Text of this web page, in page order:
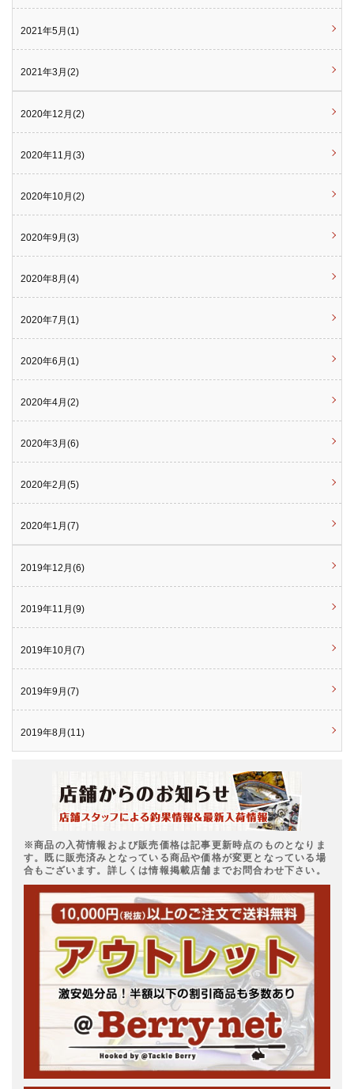
2021年5月(1)
2021年3月(2)
2020年12月(2)
2020年11月(3)
2020年10月(2)
2020年9月(3)
2020年8月(4)
2020年7月(1)
2020年6月(1)
2020年4月(2)
2020年3月(6)
2020年2月(5)
2020年1月(7)
2019年12月(6)
2019年11月(9)
2019年10月(7)
2019年9月(7)
2019年8月(11)
※商品の入荷情報および販売価格は記事更新時点のものとなりま
す。既に販売済みとなっている商品や価格が変更となっている場
合もございます。詳しくは情報掲載店舗までお問合わせ下さい。